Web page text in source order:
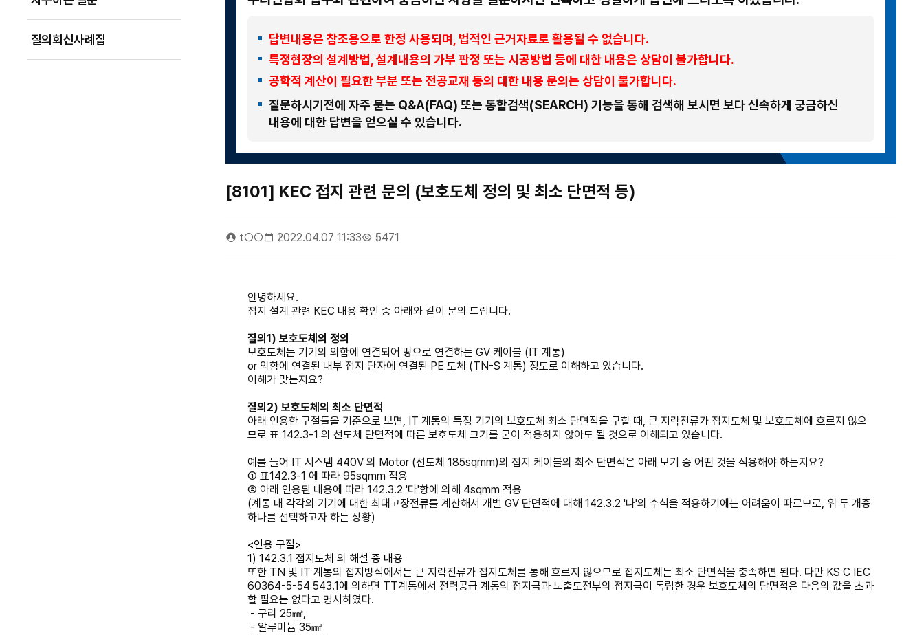
질의회신사례집
답변내용은 참조용으로 한정 사용되며, 법적인 근거자료로 활용될 수 없습니다.
특정현장의 설계방법, 설계내용의 가부 판정 또는 시공방법 등에 대한 내용은 상담이 불가합니다.
공학적 계산이 필요한 부분 또는 전공교재 등의 대한 내용 문의는 상담이 불가합니다.
질문하시기전에 자주 묻는 Q&A(FAQ) 또는 통합검색(SEARCH) 기능을 통해 검색해 보시면 보다 신속하게 궁금하신
내용에 대한 답변을 얻으실 수 있습니다.
[8101] KEC 접지 관련 문의 (보호도체 정의 및 최소 단면적 등)
t○○ 2022.04.07 11:33 5471
안녕하세요.
접지 설계 관련 KEC 내용 확인 중 아래와 같이 문의 드립니다.
질의1) 보호도체의 정의
보호도체는 기기의 외함에 연결되어 땅으로 연결하는 GV 케이블 (IT 계통)
or 외함에 연결된 내부 접지 단자에 연결된 PE 도체 (TN-S 계통) 정도로 이해하고 있습니다.
이해가 맞는지요?
질의2) 보호도체의 최소 단면적
아래 인용한 구절들을 기준으로 보면, IT 계통의 특정 기기의 보호도체 최소 단면적을 구할 때, 큰 지락전류가 접지도체 및 보호도체에 흐르지 않으
므로 표 142.3-1 의 선도체 단면적에 따른 보호도체 크기를 굳이 적용하지 않아도 될 것으로 이해되고 있습니다.
예를 들어 IT 시스템 440V 의 Motor (선도체 185sqmm)의 접지 케이블의 최소 단면적은 아래 보기 중 어떤 것을 적용해야 하는지요?
① 표142.3-1 에 따라 95sqmm 적용
② 아래 인용된 내용에 따라 142.3.2 '다'항에 의해 4sqmm 적용
(계통 내 각각의 기기에 대한 최대고장전류를 계산해서 개별 GV 단면적에 대해 142.3.2 '나'의 수식을 적용하기에는 어려움이 따르므로, 위 두 개중
하나를 선택하고자 하는 상황)
<인용 구절>
1) 142.3.1 접지도체 의 해설 중 내용
또한 TN 및 IT 계통의 접지방식에서는 큰 지락전류가 접지도체를 통해 흐르지 않으므로 접지도체는 최소 단면적을 충족하면 된다. 다만 KS C IEC
60364-5-54 543.1에 의하면 TT계통에서 전력공급 계통의 접지극과 노출도전부의 접지극이 독립한 경우 보호도체의 단면적은 다음의 값을 초과
할 필요는 없다고 명시하였다.
- 구리 25㎟,
- 알루미늄 35㎟